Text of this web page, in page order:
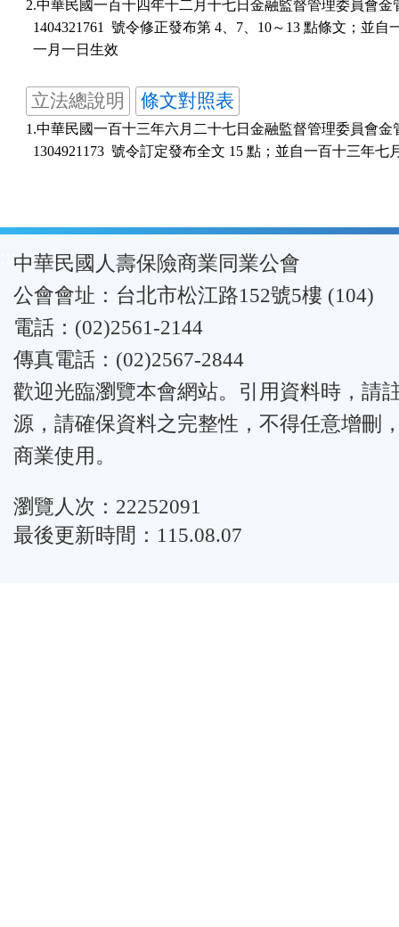
2.中華民國一百十四年十二月十七日金融監督管理委員會金
1404321761  號令修正發布第 4、7、10～13 點條文；並自
  一月一日生效
立法總說明 條文對照表
1.中華民國一百十三年六月二十七日金融監督管理委員會金
:::中華民國人壽保險商業同業公會
公會會址：台北市松江路152號5樓 (104)
電話：(02)2561-2144
傳真電話：(02)2567-2844
歡迎光臨瀏覽本會網站。引用資料時，請
源，請確保資料之完整性，不得任意增刪
商業使用。
瀏覽人次：22252091
最後更新時間：115.08.07